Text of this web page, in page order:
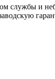
службы и